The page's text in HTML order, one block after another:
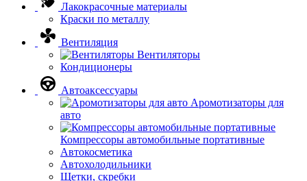
Лакокрасочные материалы
Краски по металлу
Вентиляция
Вентиляторы
Кондиционеры
Автоаксессуары
Аромотизаторы для
авто
Компрессоры автомобильные портативные
Автокосметика
Автохолодильники
Щетки, скребки